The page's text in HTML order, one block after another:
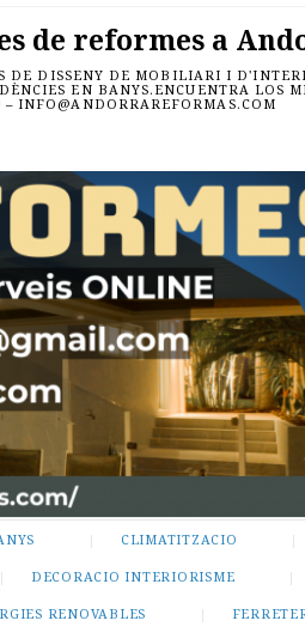
de reformes a
DE DISSENY DE MOBILIARI I
EN BANYS.ENCUENTRA LOS
INFO@ANDORRAREFORMAS.COM
CLIMATITZACIO
DECORACIO INTERIORISME
RENOVABLES